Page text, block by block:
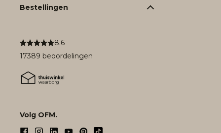
8.6
17389 beoordelingen
Volg OFM.
Bestellingen